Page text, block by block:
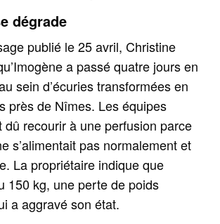
dégrade
publié le 25 avril, Christine
a passé quatre jours en
sein d’écuries transformées en
près de Nîmes. Les équipes
dû recourir à une perfusion parce
s’alimentait pas normalement et
La propriétaire indique que
150 kg, une perte de poids
a aggravé son état.